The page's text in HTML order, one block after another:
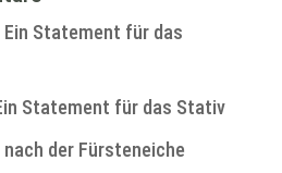
Ein Statement für das
Statement für das Stativ
nach der Fürsteneiche